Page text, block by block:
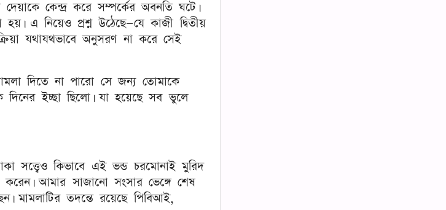
কেন্দ্র করে সম্পর্কের অবনতি ঘটে।
এ নিয়েও প্রশ্ন উঠেছে—যে কাজী দ্বিতীয়
যথাযথভাবে অনুসরণ না করে সেই
দিতে না পারো সে জন্য তোমাকে
ইচ্ছা ছিলো। যা হয়েছে সব ভুলে
সত্ত্বেও কিভাবে এই ভন্ড চরমোনাই মুরিদ
করেন। আমার সাজানো সংসার ভেঙ্গে শেষ
মামলাটির তদন্তে রয়েছে পিবিআই,